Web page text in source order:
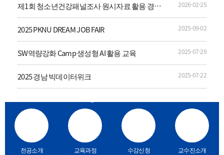
제1회 청소년건강패널조사 원시자료 활용 경진
대회 및 학술행사
2026-02-25
2025 PKNU DREAM JOB FAIR 2025-09-02
SW역량강화 Camp 생성형 AI 활용 교육 2025-07-29
2025 경남 빅데이터위크 2025-07-22
전공소개 교육과정 수강신청 교수진소개